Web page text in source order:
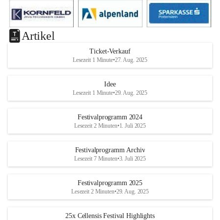
Artikel
Ticket-Verkauf
Lesezeit 1 Minute•27. Aug. 2025
Idee
Lesezeit 1 Minute•29. Aug. 2025
Festivalprogramm 2024
Lesezeit 2 Minuten•1. Juli 2025
Festivalprogramm Archiv
Lesezeit 7 Minuten•3. Juli 2025
Festivalprogramm 2025
Lesezeit 2 Minuten•29. Aug. 2025
25x Cellensis Festival Highlights